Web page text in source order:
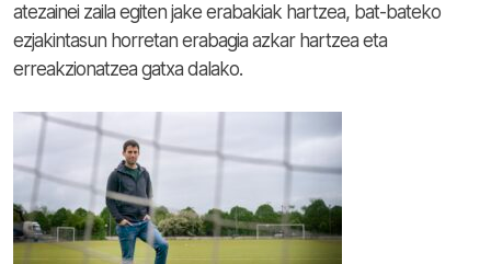
atezainei zaila egiten jake erabakiak hartzea, bat-bateko
ezjakintasun horretan erabagia azkar hartzea eta
erreakzionatzea gatxa dalako.